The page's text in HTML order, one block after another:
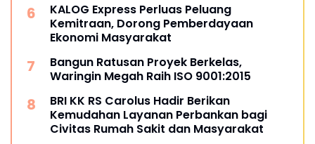
KALOG Express Perluas Peluang
Kemitraan, Dorong Pemberdayaan
Ekonomi Masyarakat
Bangun Ratusan Proyek Berkelas,
Waringin Megah Raih ISO 9001:2015
BRI KK RS Carolus Hadir Berikan
Kemudahan Layanan Perbankan bagi
Civitas Rumah Sakit dan Masyarakat